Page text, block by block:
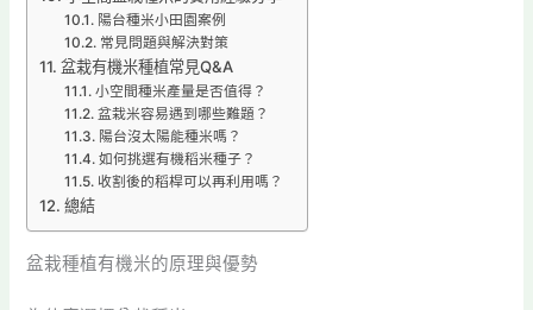
陽台種米小田園案例
常見問題與解決對策
盆栽有機米種植常見Q&A
小空間種米產量是否值得？
盆栽米容易遇到哪些難題？
陽台沒太陽能種米嗎？
如何挑選有機稻米種子？
收割後的稻桿可以再利用嗎？
總結
盆栽種植有機米的原理與優勢